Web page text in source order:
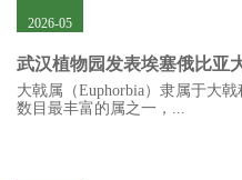
2026-05
武汉植物园发表埃塞俄比亚
大戟属（Euphorbia）隶属于大
数目最丰富的属之一，...